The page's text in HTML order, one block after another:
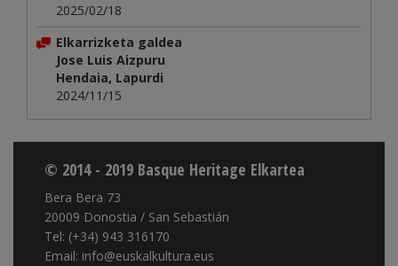
2025/02/18
Elkarrizketa galdea
Jose Luis Aizpuru
Hendaia, Lapurdi
2024/11/15
© 2014 - 2019 Basque Heritage Elkartea
Bera Bera 73
20009 Donostia / San Sebastián
Tel: (+34) 943 316170
Email: info@euskalkultura.eus